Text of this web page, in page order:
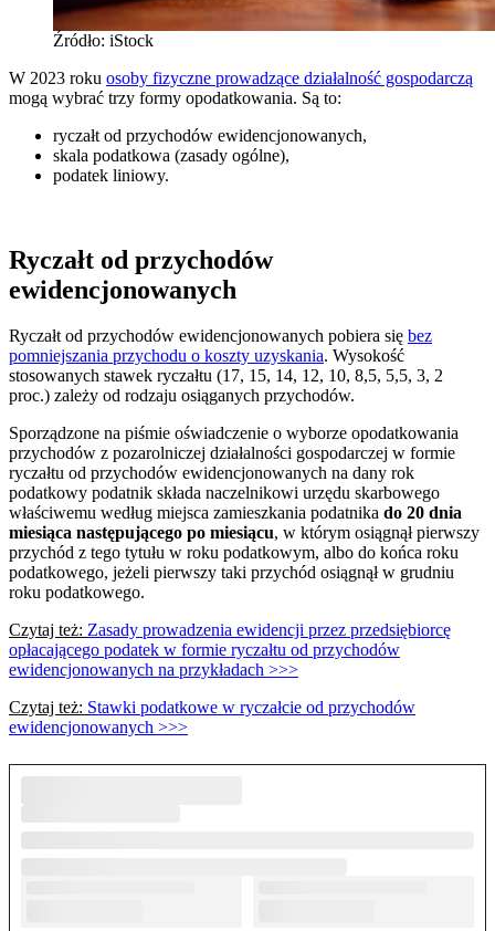
Źródło: iStock
W 2023 roku osoby fizyczne prowadzące działalność gospodarczą
mogą wybrać trzy formy opodatkowania. Są to:
ryczałt od przychodów ewidencjonowanych,
skala podatkowa (zasady ogólne),
podatek liniowy.
Ryczałt od przychodów
ewidencjonowanych
Ryczałt od przychodów ewidencjonowanych pobiera się bez
pomniejszania przychodu o koszty uzyskania. Wysokość
stosowanych stawek ryczałtu (17, 15, 14, 12, 10, 8,5, 5,5, 3, 2
proc.) zależy od rodzaju osiąganych przychodów.
Sporządzone na piśmie oświadczenie o wyborze opodatkowania
przychodów z pozarolniczej działalności gospodarczej w formie
ryczałtu od przychodów ewidencjonowanych na dany rok
podatkowy podatnik składa naczelnikowi urzędu skarbowego
właściwemu według miejsca zamieszkania podatnika do 20 dnia
miesiąca następującego po miesiącu, w którym osiągnął pierwszy
przychód z tego tytułu w roku podatkowym, albo do końca roku
podatkowego, jeżeli pierwszy taki przychód osiągnął w grudniu
roku podatkowego.
Czytaj też: Zasady prowadzenia ewidencji przez przedsiębiorcę
opłacającego podatek w formie ryczałtu od przychodów
ewidencjonowanych na przykładach >>>
Czytaj też: Stawki podatkowe w ryczałcie od przychodów
ewidencjonowanych >>>